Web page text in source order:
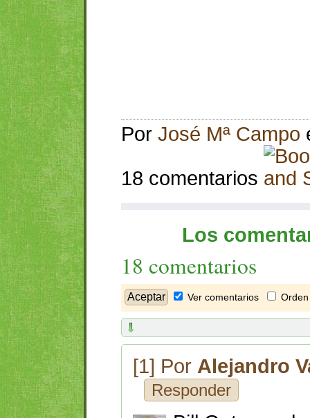
Por José Mª Campo
18 comentarios
Los
18 comentarios
Ver comentarios
[1] Por Alejandro
Responder